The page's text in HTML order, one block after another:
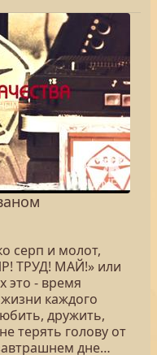
серп и молот,
ТРУД! МАЙ!» или
это - время
каждого
дружить,
терять голову от
дне…